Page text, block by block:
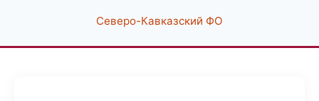
Северо-Кавказский ФО